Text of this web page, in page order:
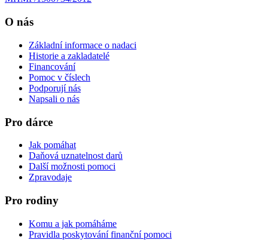
O nás
Základní informace o nadaci
Historie a zakladatelé
Financování
Pomoc v číslech
Podporují nás
Napsali o nás
Pro dárce
Jak pomáhat
Daňová uznatelnost darů
Další možnosti pomoci
Zpravodaje
Pro rodiny
Komu a jak pomáháme
Pravidla poskytování finanční pomoci